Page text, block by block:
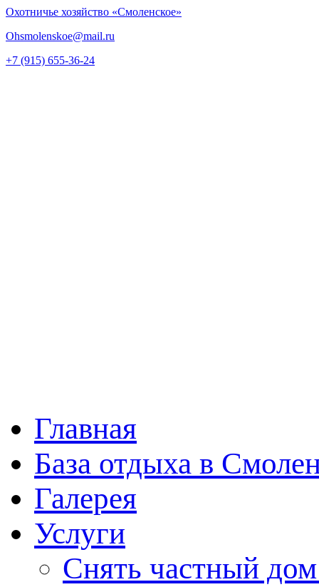
Охотничье хозяйство «Смоленское»
Ohsmolenskoe@mail.ru
+7 (915) 655-36-24
Главная
База отдыха в
Галерея
Услуги
Снять частный